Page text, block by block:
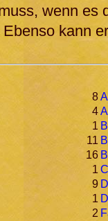
wenn es
kann
8
4
1
11
16
1
9
1
2